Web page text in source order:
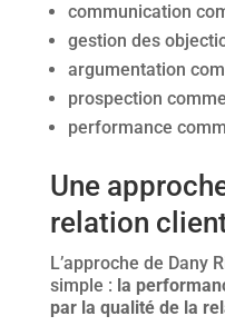
communication
gestion des
argumentation
prospection
performance
Une
relation
L’approche de Dany
simple : la
par la qualité de la